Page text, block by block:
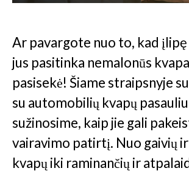
Ar pavargote nuo to, kad
jus pasitinka nemalonūs
pasisekė! Šiame straipsnyje
su automobilių kvapų
sužinosime, kaip jie gali
vairavimo patirtį. Nuo gaivių
kvapų iki raminančių ir